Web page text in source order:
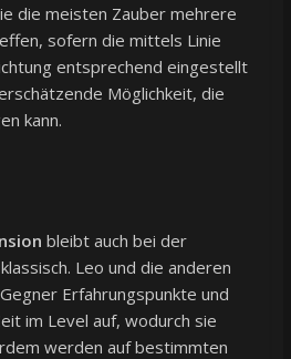
die meisten Zauber mehrere
sofern die mittels Linie
entsprechend eingestellt
Möglichkeit, die
kann.
bleibt auch bei der
Leo und die anderen
Erfahrungspunkte und
im Level auf, wodurch sie
werden auf bestimmten